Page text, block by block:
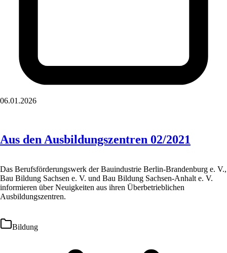
06.01.2026
Aus den Ausbildungszentren 02/2021
Das Berufsförderungswerk der Bauindustrie Berlin-Brandenburg e. V.,
Bau Bildung Sachsen e. V. und Bau Bildung Sachsen-Anhalt e. V.
informieren über Neuigkeiten aus ihren Überbetrieblichen
Ausbildungszentren.
Bildung